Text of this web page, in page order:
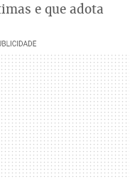
e que adota